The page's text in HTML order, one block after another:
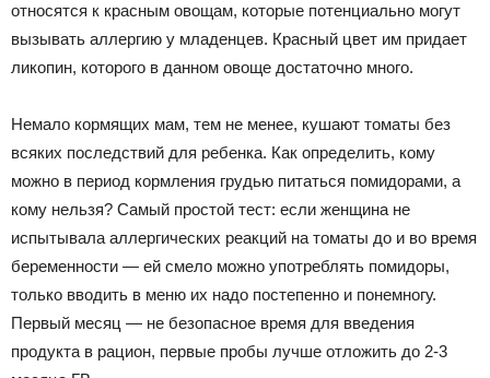
относятся к красным овощам, которые потенциально могут
вызывать аллергию у младенцев. Красный цвет им придает
ликопин, которого в данном овоще достаточно много.
Немало кормящих мам, тем не менее, кушают томаты без
всяких последствий для ребенка. Как определить, кому
можно в период кормления грудью питаться помидорами, а
кому нельзя? Самый простой тест: если женщина не
испытывала аллергических реакций на томаты до и во время
беременности — ей смело можно употреблять помидоры,
только вводить в меню их надо постепенно и понемногу.
Первый месяц — не безопасное время для введения
продукта в рацион, первые пробы лучше отложить до 2-3